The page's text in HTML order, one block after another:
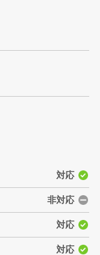
対応
非対応
対応
対応